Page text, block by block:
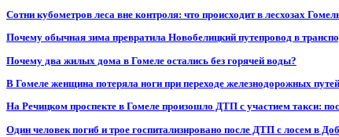
Сотни кубометров леса вне контроля: что происходит в лесхозах
Почему обычная зима превратила Новобелицкий путепровод в
Почему два жилых дома в Гомеле остались без горячей воды?
В Гомеле женщина потеряла ноги при переходе железнодорожных путей
На Речицком проспекте в Гомеле произошло ДТП с участием такси:
Один человек погиб и трое госпитализировано после ДТП с лосем в